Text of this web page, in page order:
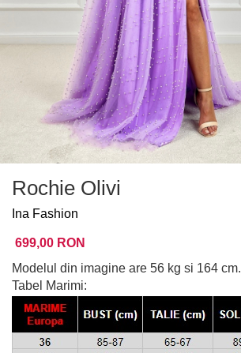
Rochie Olivi
Ina Fashion
699,00 RON
Modelul din imagine are 56 kg si 164 cm.
Tabel Marimi: